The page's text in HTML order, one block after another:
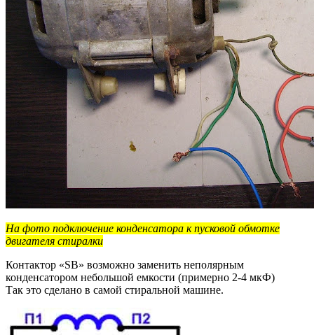
На фото подключение конденсатора к пусковой обмотке
двигателя стиралки
Контактор «SB» возможно заменить неполярным
конденсатором небольшой емкости (примерно 2-4 мкФ)
Так это сделано в самой стиральной машине.